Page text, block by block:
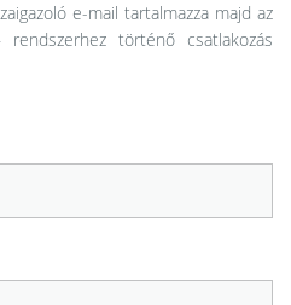
e-mail tartalmazza majd az
történő csatlakozás